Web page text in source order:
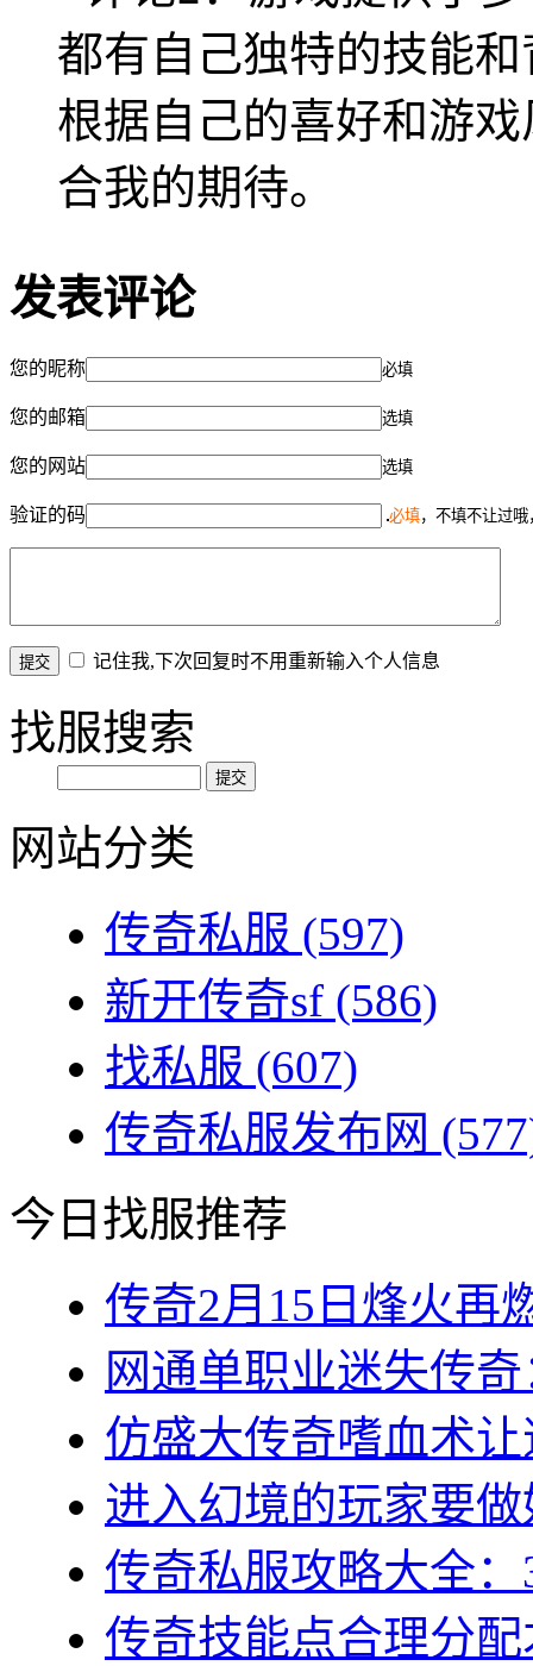
都有自己独特的技能
根据自己的喜好和游
合我的期待。
发表评论
您的昵称 必填
您的邮箱 选填
您的网站 选填
验证的码 必填，不填不让过
记住我,下次回复时不用重新输入个人信息
找服搜索
网站分类
传奇私服 (597)
新开传奇sf (586)
找私服 (607)
传奇私服发布网
今日找服推荐
传奇2月15日烽火再
网通单职业迷失传
仿盛大传奇嗜血术
进入幻境的玩家要
传奇私服攻略大全
传奇技能点合理分